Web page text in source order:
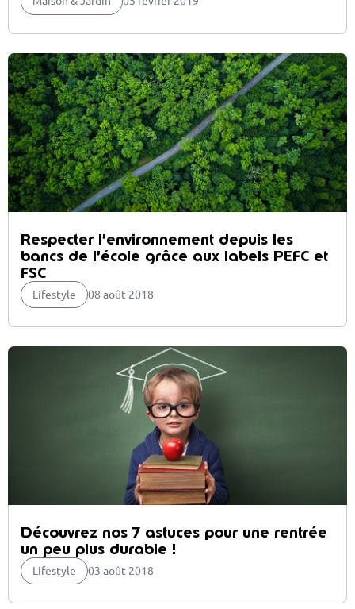
Respecter l’environnement depuis les
bancs de l’école grâce aux labels PEFC et
FSC
Lifestyle 08 août 2018
Découvrez nos 7 astuces pour une rentrée
un peu plus durable !
Lifestyle 03 août 2018